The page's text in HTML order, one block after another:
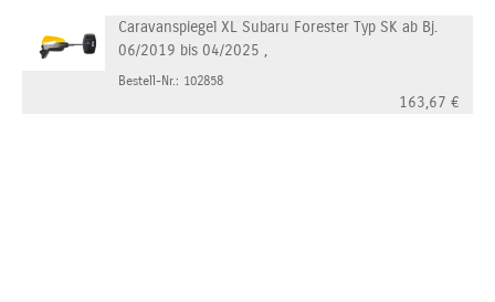
Caravanspiegel XL Subaru Forester Typ SK ab Bj.
06/2019 bis 04/2025 ,
Bestell-Nr.: 102858
163,67 €